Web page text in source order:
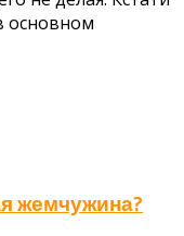
основном
жемчужина?